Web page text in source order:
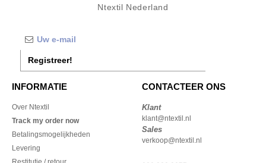
Ntextil Nederland
Registreer!
INFORMATIE
Over Ntextil
Track my order now
Betalingsmogelijkheden
Levering
CONTACTEER ONS
Klant
klant@ntextil.nl
Sales
verkoop@ntextil.nl